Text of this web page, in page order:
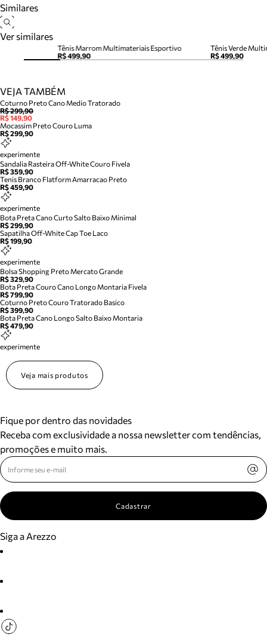
Similares
Ver similares
Tênis Marrom Multimateriais Esportivo
R$ 499,90
Tênis Verde
R$ 499,90
VEJA TAMBÉM
Coturno Preto Cano Medio Tratorado
R$ 299,90
R$ 149,90
Mocassim Preto Couro Luma
R$ 299,90
experimente
Sandalia Rasteira Off-White Couro Fivela
R$ 359,90
Tenis Branco Flatform Amarracao Preto
R$ 459,90
experimente
Bota Preta Cano Curto Salto Baixo Minimal
R$ 299,90
Sapatilha Off-White Cap Toe Laco
R$ 199,90
experimente
Bolsa Shopping Preto Mercato Grande
R$ 329,90
Bota Preta Couro Cano Longo Montaria Fivela
R$ 799,90
Coturno Preto Couro Tratorado Basico
R$ 399,90
Bota Preta Cano Longo Salto Baixo Montaria
R$ 479,90
experimente
Veja mais produtos
Fique por dentro das novidades
Receba com exclusividade a nossa newsletter com tendências,
promoções e muito mais.
Cadastrar
Siga a Arezzo